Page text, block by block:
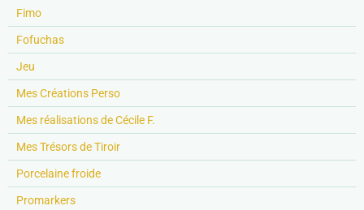
Fimo
Fofuchas
Jeu
Mes Créations Perso
Mes réalisations de Cécile F.
Mes Trésors de Tiroir
Porcelaine froide
Promarkers